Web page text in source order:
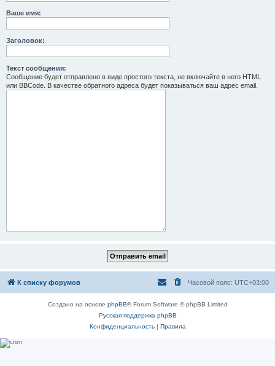
Ваше имя:
Заголовок:
Текст сообщения:
Сообщение будет отправлено в виде простого текста, не включайте в него HTML
или BBCode. В качестве обратного адреса будет показываться ваш адрес email.
К списку форумов Часовой пояс: UTC+03:00
Создано на основе phpBB® Forum Software © phpBB Limited
Русская поддержка phpBB
Конфиденциальность| Правила